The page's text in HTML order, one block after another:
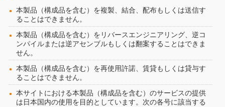
本製品（構成品を含む）を複製、結合、配布もしくは送信す
ることはできません。
本製品（構成品を含む）をリバースエンジニアリング、逆コ
ンパイルまたは逆アセンブルもしくは翻案することはできま
せん。
本製品（構成品を含む）を再使用許諾、賃貸もしくは貸与す
ることはできません。
本サイトにおける本製品（構成品を含む）のサービスの提供
は日本国内の使用を目的としています。次の各号に該当する